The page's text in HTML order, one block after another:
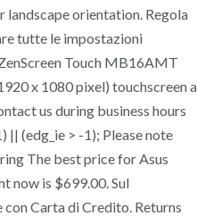
orientation. Regola
tutte le impostazioni
Touch MB16AMT
x 1080 pixel) touchscreen a
us during business hours
|| (edg_ie > -1); Please note
The best price for Asus
now is $699.00. Sul
Carta di Credito. Returns